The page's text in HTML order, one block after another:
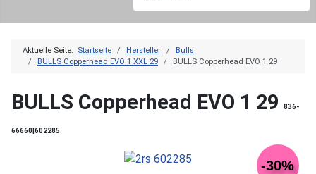
Aktuelle Seite: Startseite Hersteller
Bulls
BULLS Copperhead EVO 1 XXL 29
BULLS Copperhead EVO 1 29
BULLS Copperhead EVO 1 29 836-
66660|602285
-30%